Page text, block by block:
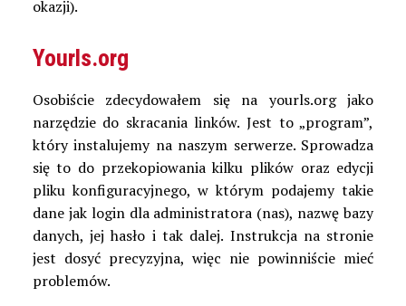
okazji).
Yourls.org
Osobiście zdecydowałem się na yourls.org jako
narzędzie do skracania linków. Jest to „program”,
który instalujemy na naszym serwerze. Sprowadza
się to do przekopiowania kilku plików oraz edycji
pliku konfiguracyjnego, w którym podajemy takie
dane jak login dla administratora (nas), nazwę bazy
danych, jej hasło i tak dalej. Instrukcja na stronie
jest dosyć precyzyjna, więc nie powinniście mieć
problemów.